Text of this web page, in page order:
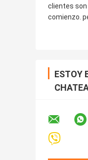
clientes son
comienzo.
ESTOY